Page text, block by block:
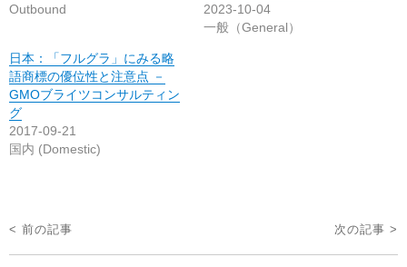
Outbound
2023-10-04
一般（General）
日本：「フルグラ」にみる略
語商標の優位性と注意点 －
GMOブライツコンサルティン
グ
2017-09-21
国内 (Domestic)
投
稿
< 前の記事 次の記事 >